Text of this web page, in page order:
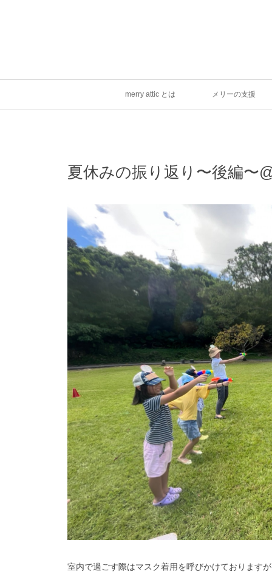
merry attic とは メリーの支援
夏休みの振り返り〜後編〜
室内で過ごす際はマスク着用を呼びかけております